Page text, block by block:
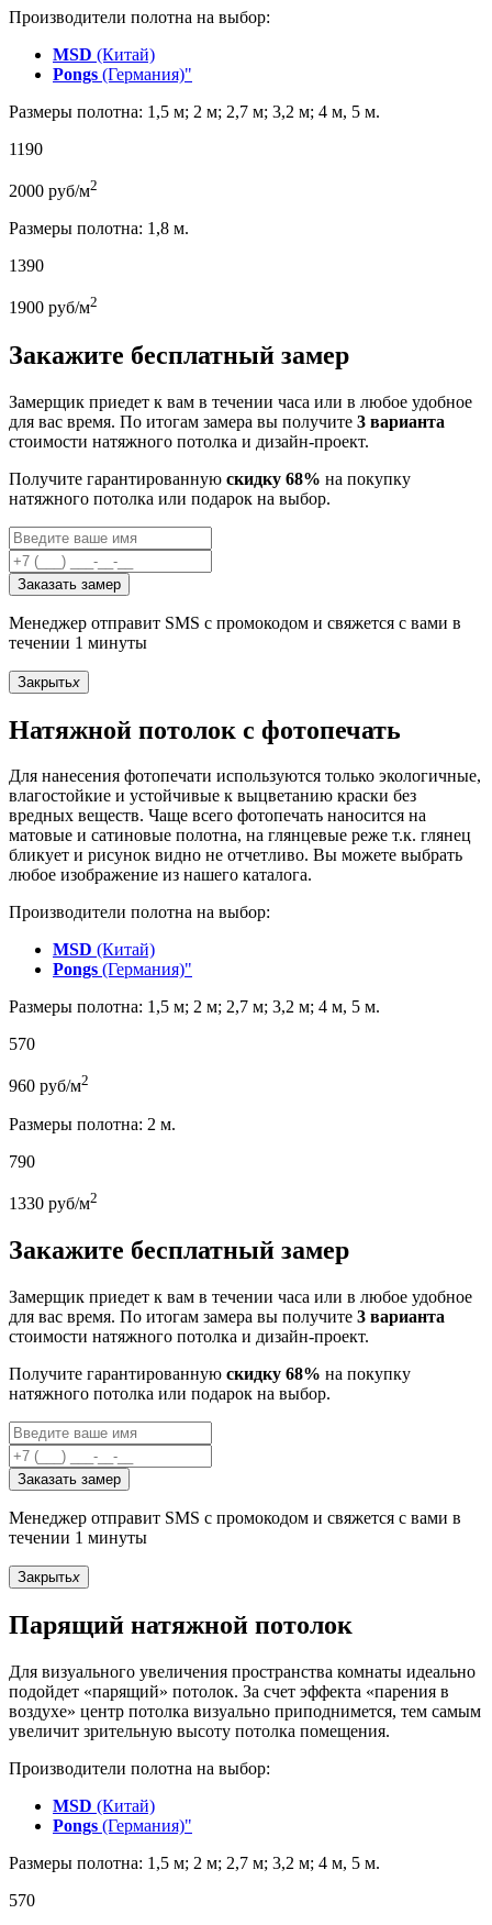
Производители полотна на выбор:
MSD (Китай)
Pongs (Германия)"
Размеры полотна: 1,5 м; 2 м; 2,7 м; 3,2 м; 4 м, 5 м.
1190
2000 руб/м2
Размеры полотна: 1,8 м.
1390
1900 руб/м2
Закажите бесплатный замер
Замерщик приедет к вам в течении часа или в любое удобное
для вас время. По итогам замера вы получите 3 варианта
стоимости натяжного потолка и дизайн-проект.
Получите гарантированную скидку 68% на покупку
натяжного потолка или подарок на выбор.
Заказать замер
Менеджер отправит SMS с промокодом и свяжется с вами в
течении 1 минуты
Закрытьx
Натяжной потолок с фотопечать
Для нанесения фотопечати используются только экологичные,
влагостойкие и устойчивые к выцветанию краски без
вредных веществ. Чаще всего фотопечать наносится на
матовые и сатиновые полотна, на глянцевые реже т.к. глянец
бликует и рисунок видно не отчетливо. Вы можете выбрать
любое изображение из нашего каталога.
Производители полотна на выбор:
MSD (Китай)
Pongs (Германия)"
Размеры полотна: 1,5 м; 2 м; 2,7 м; 3,2 м; 4 м, 5 м.
570
960 руб/м2
Размеры полотна: 2 м.
790
1330 руб/м2
Закажите бесплатный замер
Замерщик приедет к вам в течении часа или в любое удобное
для вас время. По итогам замера вы получите 3 варианта
стоимости натяжного потолка и дизайн-проект.
Получите гарантированную скидку 68% на покупку
натяжного потолка или подарок на выбор.
Заказать замер
Менеджер отправит SMS с промокодом и свяжется с вами в
течении 1 минуты
Закрытьx
Парящий натяжной потолок
Для визуального увеличения пространства комнаты идеально
подойдет «парящий» потолок. За счет эффекта «парения в
воздухе» центр потолка визуально приподнимется, тем самым
увеличит зрительную высоту потолка помещения.
Производители полотна на выбор:
MSD (Китай)
Pongs (Германия)"
Размеры полотна: 1,5 м; 2 м; 2,7 м; 3,2 м; 4 м, 5 м.
570